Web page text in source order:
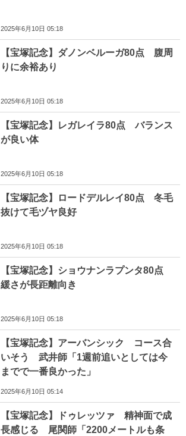
2025年6月10日 05:18
【宝塚記念】ダノンベルーガ80点 腹周
りに余裕あり
2025年6月10日 05:18
【宝塚記念】レガレイラ80点 バランス
が良い体
2025年6月10日 05:18
【宝塚記念】ロードデルレイ80点 冬毛
抜けて毛ヅヤ良好
2025年6月10日 05:18
【宝塚記念】ショウナンラプンタ80点
緩さが長距離向き
2025年6月10日 05:18
【宝塚記念】アーバンシック コース合
いそう 武井師「1週前追いとしては今
までで一番良かった」
2025年6月10日 05:14
【宝塚記念】ドゥレッツァ 精神面で成
長感じる 尾関師「2200メートルも条